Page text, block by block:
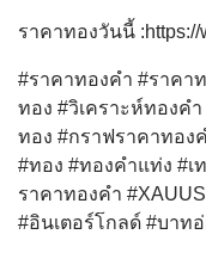
ราคาทองวันนี้ :https://
#ราคาทองคำ #ราคา
ทอง #วิเคราะห์ทองค
ทอง #กราฟราคาทอง
#ทอง #ทองคำแท่ง #เ
ราคาทองคำ
#อินเตอร์โกลด์ #บาท